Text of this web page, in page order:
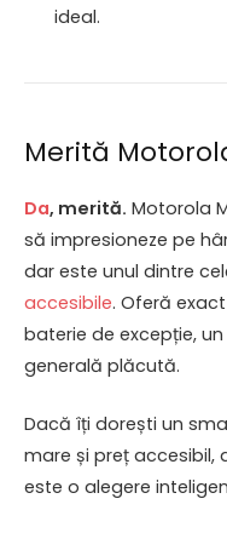
ideal.
Merită
Da, merită. Motorola
să impresioneze pe
dar este unul dintre
accesibile. Oferă
baterie de excepție,
generală plăcută.
Dacă îți dorești un
mare și preț accesibil,
este o alegere